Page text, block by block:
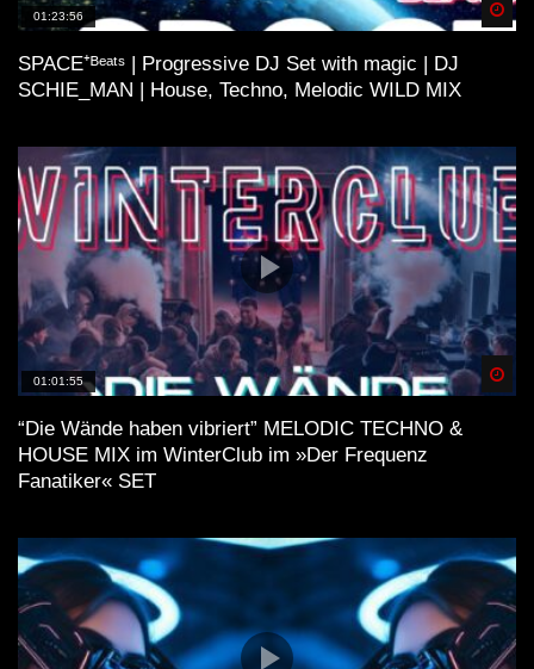
01:23:56
SPACE⁺ᴮᵉᵃᵗˢ | Progressive DJ Set with magic | DJ
SCHIE_MAN | House, Techno, Melodic WILD MIX
01:01:55
“Die Wände haben vibriert” MELODIC TECHNO &
HOUSE MIX im WinterClub im »Der Frequenz
Fanatiker« SET